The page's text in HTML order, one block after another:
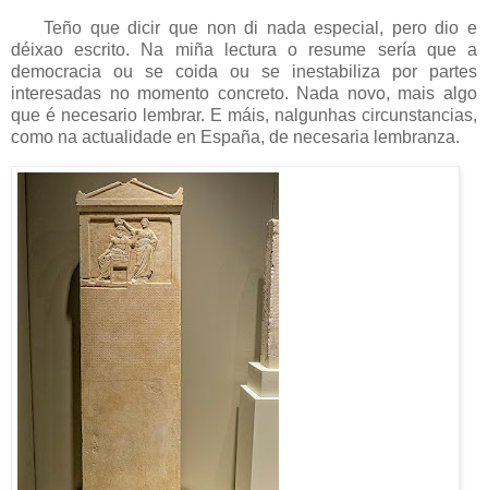
Teño que dicir que non di nada especial, pero dio e
déixao escrito. Na miña lectura o resume sería que a
democracia ou se coida ou se inestabiliza por partes
interesadas no momento concreto. Nada novo, mais algo
que é necesario lembrar. E máis, nalgunhas circunstancias,
como na actualidade en España, de necesaria lembranza.